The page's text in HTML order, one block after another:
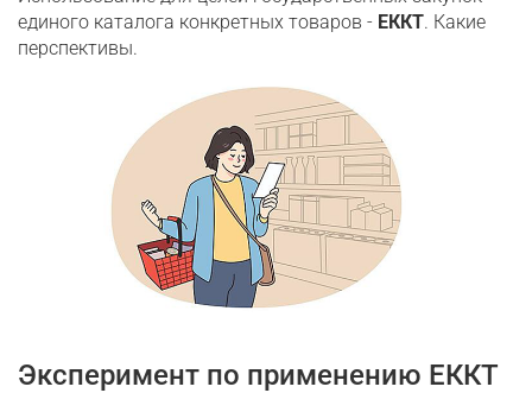
единого каталога конкретных товаров - ЕККТ. Какие
перспективы.
Эксперимент по применению ЕККТ